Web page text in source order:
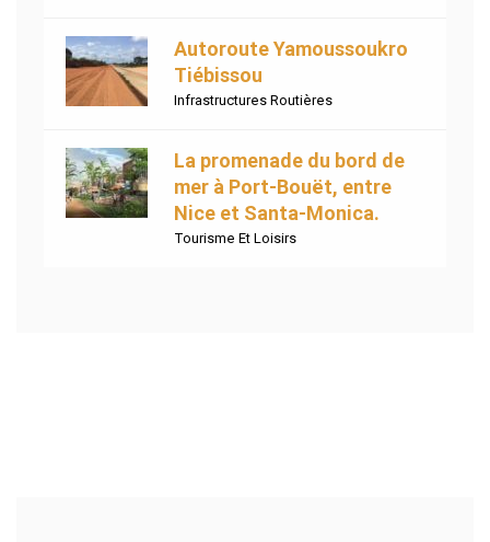
Autoroute Yamoussoukro
Tiébissou
Infrastructures Routières
La promenade du bord de
mer à Port-Bouët, entre
Nice et Santa-Monica.
Tourisme Et Loisirs